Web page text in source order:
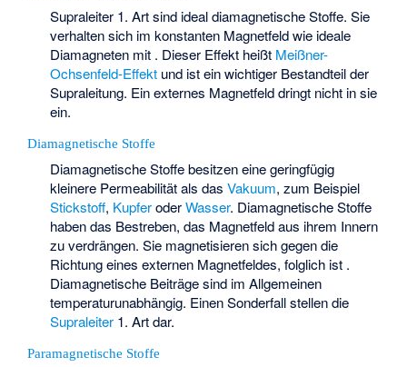
Supraleiter 1. Art sind ideal diamagnetische Stoffe. Sie
verhalten sich im konstanten Magnetfeld wie ideale
Diamagneten mit . Dieser Effekt heißt Meißner-
Ochsenfeld-Effektund ist ein wichtiger Bestandteil der
Supraleitung. Ein externes Magnetfeld dringt nicht in sie
ein.
Diamagnetische Stoffe
Diamagnetische Stoffe besitzen eine geringfügig
kleinere Permeabilität als das Vakuum, zum Beispiel
Stickstoff, KupferoderWasser. Diamagnetische Stoffe
haben das Bestreben, das Magnetfeld aus ihrem Innern
zu verdrängen. Sie magnetisieren sich gegen die
Richtung eines externen Magnetfeldes, folglich ist .
Diamagnetische Beiträge sind im Allgemeinen
temperaturunabhängig. Einen Sonderfall stellen die
Supraleiter1. Art dar.
Paramagnetische Stoffe